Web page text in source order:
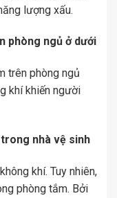
lượng xấu.
phòng ngủ ở dưới
trên phòng ngủ
khí khiến người
nhà vệ sinh
khí. Tuy nhiên,
phòng tắm. Bởi